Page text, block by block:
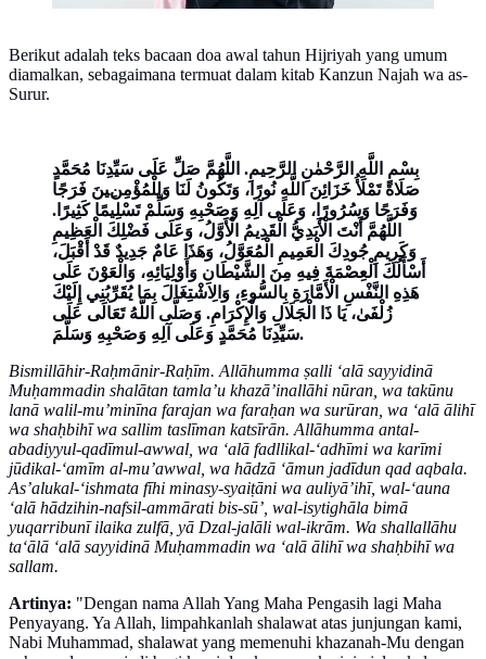
Berikut adalah teks bacaan doa awal tahun Hijriyah yang umum
diamalkan, sebagaimana termuat dalam kitab Kanzun Najah wa as-
Surur.
بِسْمِ اللَّهِ الرَّحْمٰنِ الرَّحِيمِ. اللَّهُمَّ صَلِّ عَلَى سَيِّدِنَا مُحَمَّدٍ
صَلَاةً تَمْلَأُ خَزَائِنَ اللَّهِ نُورًا، وَتَكُونُ لَنَا وَلِلْمُؤْمِنِينَ فَرَجًا
وَفَرَحًا وَسُرُورًا، وَعَلَى آلِهِ وَصَحْبِهِ وَسَلِّمْ تَسْلِيمًا كَثِيرًا.
اللَّهُمَّ أَنْتَ الْأَبَدِيُّ الْقَدِيمُ الْأَوَّلُ، وَعَلَى فَضْلِكَ الْعَظِيمِ
وَكَرِيمِ جُودِكَ الْعَمِيمِ الْمُعَوَّلُ، وَهَذَا عَامٌ جَدِيدٌ قَدْ أَقْبَلَ،
أَسْأَلُكَ الْعِصْمَةَ فِيهِ مِنَ الشَّيْطَانِ وَأَوْلِيَائِهِ، وَالْعَوْنَ عَلَى
هَذِهِ النَّفْسِ الْأَمَّارَةِ بِالسُّوءِ، وَالِاشْتِغَالَ بِمَا يُقَرِّبُنِي إِلَيْكَ
زُلْفَىٰ، يَا ذَا الْجَلَالِ وَالْإِكْرَامِ. وَصَلَّى اللَّهُ تَعَالَى عَلَى
سَيِّدِنَا مُحَمَّدٍ وَعَلَى آلِهِ وَصَحْبِهِ وَسَلَّمَ.
Bismillāhir-Raḥmānir-Raḥīm. Allāhumma ṣalli ‘alā sayyidinā
Muḥammadin shalātan tamla’u khazā’inallāhi nūran, wa takūnu
lanā walil-mu’minīna farajan wa faraḥan wa surūran, wa ‘alā ālihī
wa shaḥbihī wa sallim taslīman katsīrān. Allāhumma antal-
abadiyyul-qadīmul-awwal, wa ‘alā fadllikal-‘adhīmi wa karīmi
jūdikal-‘amīm al-mu’awwal, wa hādzā ‘āmun jadīdun qad aqbala.
As’alukal-‘ishmata fīhi minasy-syaiṭāni wa auliyā’ihī, wal-‘auna
‘alā hādzihin-nafsil-ammārati bis-sū’, wal-isytighāla bimā
yuqarribunī ilaika zulfā, yā Dzal-jalāli wal-ikrām. Wa shallallāhu
ta‘ālā ‘alā sayyidinā Muḥammadin wa ‘alā ālihī wa shaḥbihī wa
sallam.
Artinya: "Dengan nama Allah Yang Maha Pengasih lagi Maha
Penyayang. Ya Allah, limpahkanlah shalawat atas junjungan kami,
Nabi Muhammad, shalawat yang memenuhi khazanah-Mu dengan